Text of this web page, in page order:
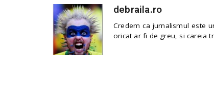
debraila.ro
Credem ca jurnalismul este
oricat ar fi de greu, si careia